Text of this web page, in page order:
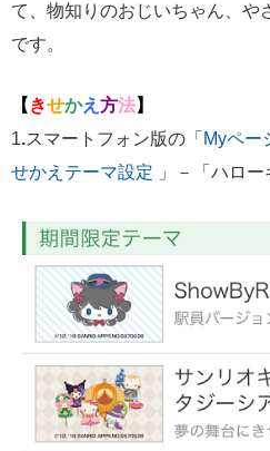
て、物知りのおじいちゃん、や
です。
【 きせかえ 方法】
1.スマートフォン版の「 Myペー
せかえテーマ設定
」－「ハロ